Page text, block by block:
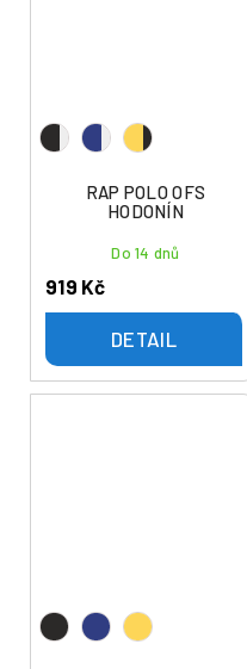
RAP POLO OFS
HODONÍN
Do 14 dnů
919 Kč
DETAIL